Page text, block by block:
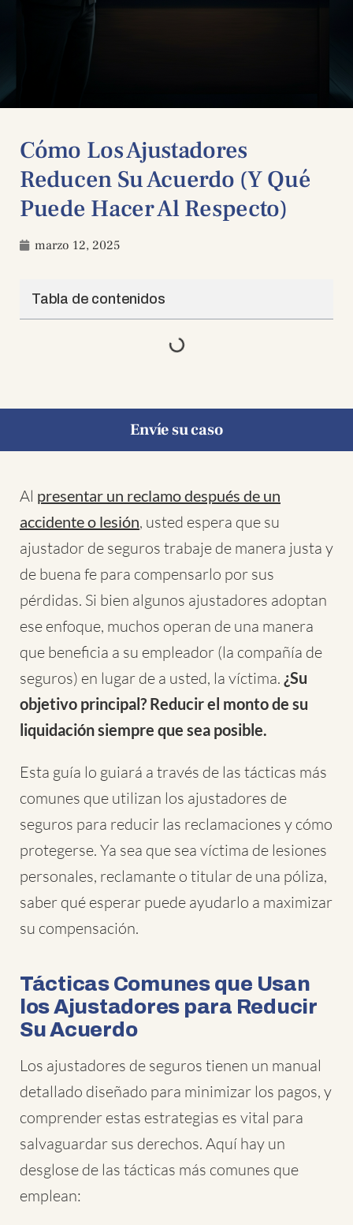
Cómo Los Ajustadores
Reducen Su Acuerdo (y Qué
Puede Hacer Al Respecto)
marzo 12, 2025
Tabla de contenidos
Envíe su caso
Al presentar un reclamo después de un
accidente o lesión, usted espera que su
ajustador de seguros trabaje de manera justa y
de buena fe para compensarlo por sus
pérdidas. Si bien algunos ajustadores adoptan
ese enfoque, muchos operan de una manera
que beneficia a su empleador (la compañía de
seguros) en lugar de a usted, la víctima. ¿Su
objetivo principal? Reducir el monto de su
liquidación siempre que sea posible.
Esta guía lo guiará a través de las tácticas más
comunes que utilizan los ajustadores de
seguros para reducir las reclamaciones y cómo
protegerse. Ya sea que sea víctima de lesiones
personales, reclamante o titular de una póliza,
saber qué esperar puede ayudarlo a maximizar
su compensación.
Tácticas Comunes que Usan
los Ajustadores para Reducir
Su Acuerdo
Los ajustadores de seguros tienen un manual
detallado diseñado para minimizar los pagos, y
comprender estas estrategias es vital para
salvaguardar sus derechos. Aquí hay un
desglose de las tácticas más comunes que
emplean: